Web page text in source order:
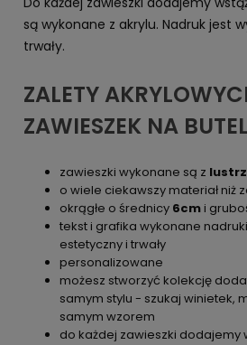
są wykonane z akrylu. Nadruk jest
trwały.
ZALETY
ZAWIESZEK NA
zawieszki wykonane są z
o wiele ciekawszy materiał niż
okrągłe o średnicy 6cm i
tekst i grafika wykonane
estetyczny i trwały
personalizowane
możesz stworzyć kolekcję
samym stylu - szukaj winietek,
samym wzorem
do każdej zawieszki dodajemy